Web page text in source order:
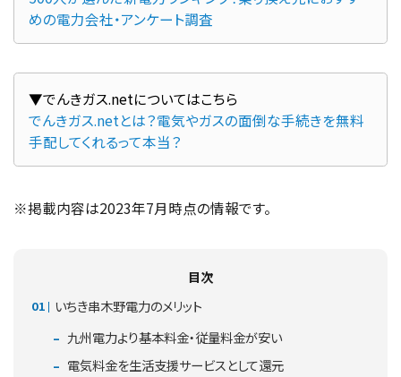
めの電力会社・アンケート調査
でんきガス.netとは？電気やガスの面倒な手続きを無料
手配してくれるって本当？
※掲載内容は2023年7月時点の情報です。
目次
いちき串木野電力のメリット
九州電力より基本料金・従量料金が安い
電気料金を生活支援サービスとして還元